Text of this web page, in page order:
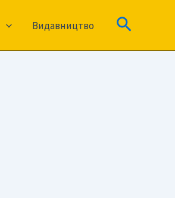
Видавництво Пошук